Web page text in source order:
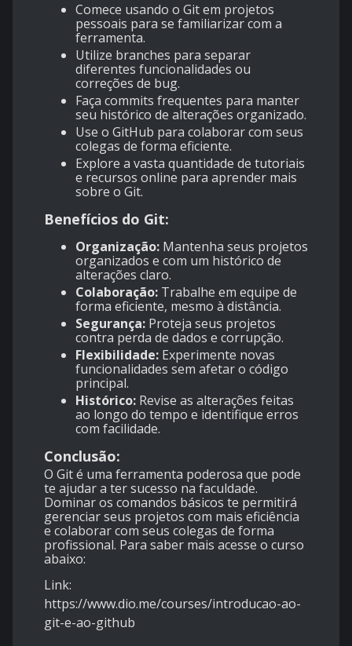
Comece usando o Git em projetos
pessoais para se familiarizar com a
ferramenta.
Utilize branches para separar
diferentes funcionalidades ou
correções de bug.
Faça commits frequentes para manter
seu histórico de alterações organizado.
Use o GitHub para colaborar com seus
colegas de forma eficiente.
Explore a vasta quantidade de tutoriais
e recursos online para aprender mais
sobre o Git.
Benefícios do Git:
Organização: Mantenha seus projetos
organizados e com um histórico de
alterações claro.
Colaboração: Trabalhe em equipe de
forma eficiente, mesmo à distância.
Segurança: Proteja seus projetos
contra perda de dados e corrupção.
Flexibilidade: Experimente novas
funcionalidades sem afetar o código
principal.
Histórico: Revise as alterações feitas
ao longo do tempo e identifique erros
com facilidade.
Conclusão:
O Git é uma ferramenta poderosa que pode
te ajudar a ter sucesso na faculdade.
Dominar os comandos básicos te permitirá
gerenciar seus projetos com mais eficiência
e colaborar com seus colegas de forma
profissional. Para saber mais acesse o curso
abaixo:
Link:
https://www.dio.me/courses/introducao-ao-
git-e-ao-github